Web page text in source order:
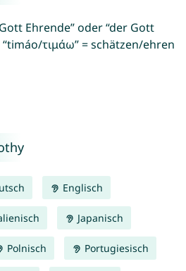
Ehrende” oder “der Gott
τιμάω” = schätzen/ehren
Englisch
Japanisch
Polnisch Portugiesisch